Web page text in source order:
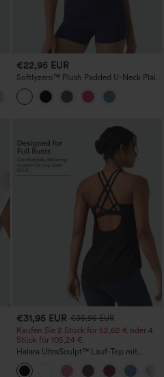
€22,95 EUR
Softlyzero™ Plush Padded U-Neck Plain
Tank Top
€31,95 EUR €35,95 EUR
Kaufen Sie 2 Stück für 52,62 € oder 4
Stück für 105,24 €.
Halara UltraSculpt™ Lauf-Top mit
rundem Ausschnitt und überkreuztem
Rücken, Cup-Größen DD-F